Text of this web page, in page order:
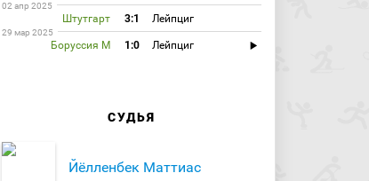
02 апр 2025
Штутгарт 3:1 Лейпциг
29 мар 2025
Боруссия М 1:0 Лейпциг
СУДЬЯ
Йёлленбек Маттиас